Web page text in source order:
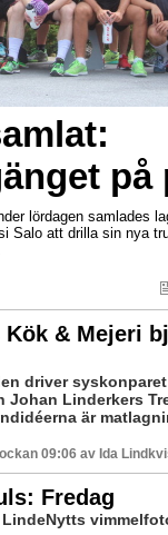
på
lördagen samlades
Salo att drilla sin nya
Kök & Mejeri
driver
Johan Linderkers
är
09:06 av Ida
Fredag
LindeNytts